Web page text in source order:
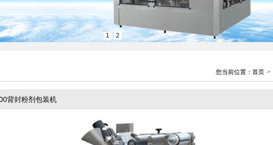
1 2
您当前位置： 首页 >
背封粉剂包装机